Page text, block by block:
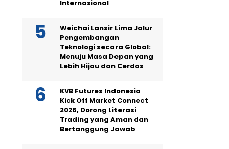
Internasional
Weichai Lansir Lima Jalur
Pengembangan
Teknologi secara Global:
Menuju Masa Depan yang
Lebih Hijau dan Cerdas
KVB Futures Indonesia
Kick Off Market Connect
2026, Dorong Literasi
Trading yang Aman dan
Bertanggung Jawab